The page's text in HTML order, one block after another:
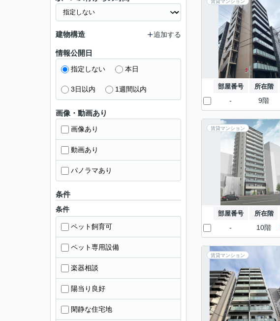
賃貸マンション
部屋番号 所在階
- 9階
賃貸マンション
部屋番号 所在階
- 10階
賃貸マンション
建物構造 追加する
情報公開日
指定しない 本日
3日以内 1週間以内
画像・動画あり
画像あり
動画あり
パノラマあり
条件
条件
ペット飼育可
ペット専用設備
楽器相談
陽当り良好
閑静な住宅地